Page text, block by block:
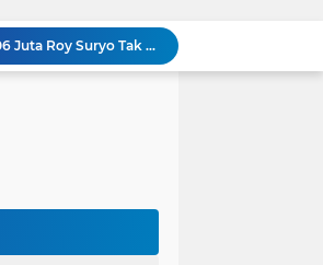
Polda Metro Jaya Sebut Tuntutan Ganti Rugi Rp206 Juta Roy Suryo Tak Logis, Ini Alasannya
Iran Dikabarkan Incar 400 Rudal Pertahanan Udara China, Benarkah? Ini Penjelasan Lengkapnya
Terungkap! Satpam Tewas Terborgol di Waduk Jatiluhur Sempat Kirim Foto Lama ke Istri, Dedi Mulyadi Soroti Kejanggalan